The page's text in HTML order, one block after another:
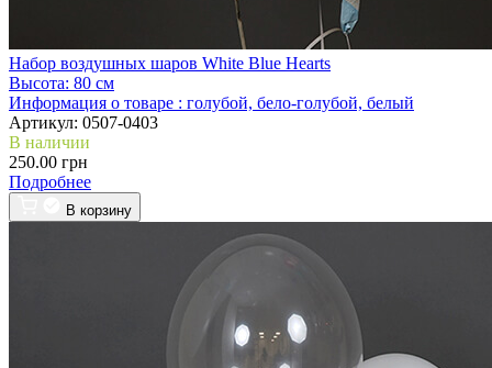
Набор воздушных шаров White Blue Hearts
Высота: 80 см
Информация о товаре : голубой, бело-голубой, белый
Артикул: 0507-0403
В наличии
250.00 грн
Подробнее
В корзину